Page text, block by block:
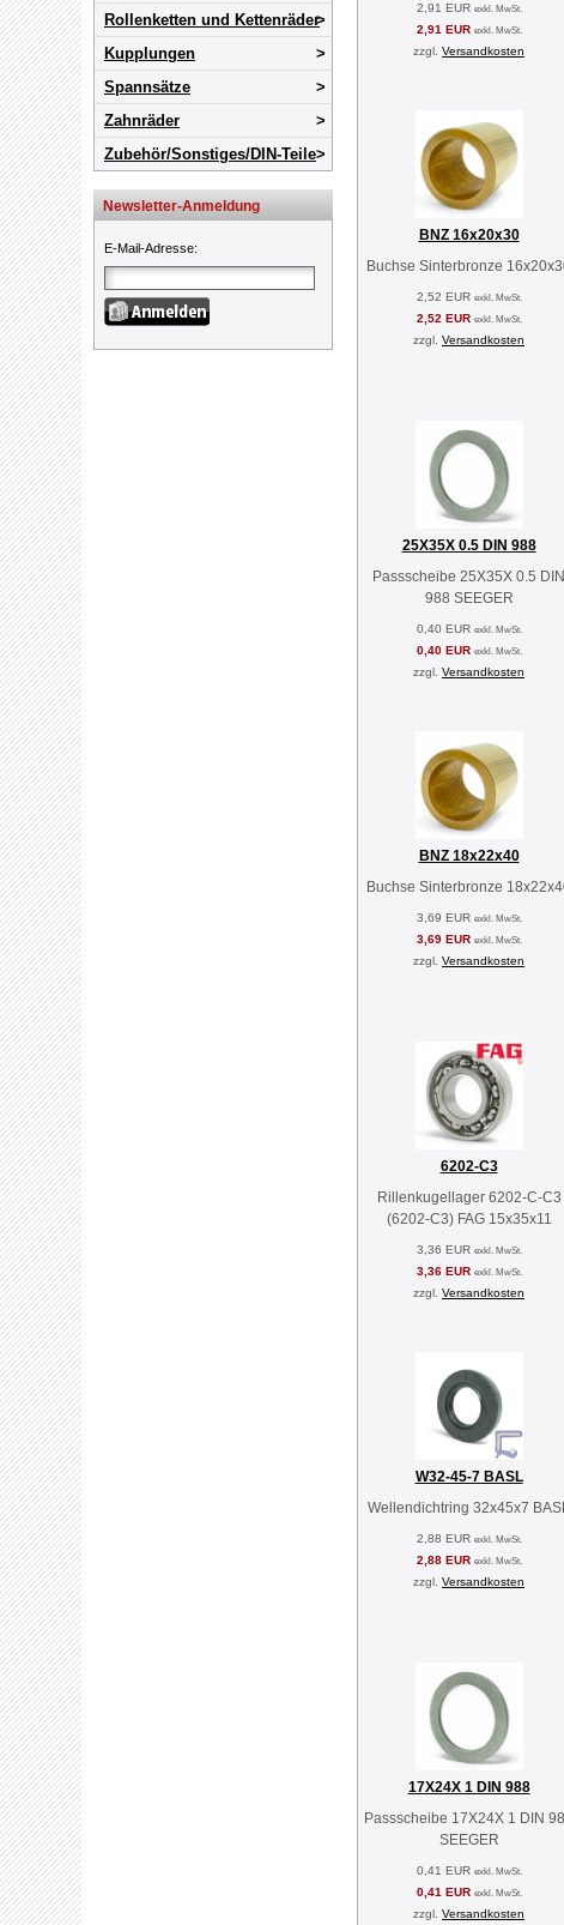
Rollenketten und Kettenräder
Kupplungen
Spannsätze
Zahnräder
Zubehör/Sonstiges/DIN-Teile
Newsletter-Anmeldung
E-Mail-Adresse:
2,91 EUR exkl. MwSt.
2,91 EUR exkl. MwSt.
zzgl. Versandkosten
BNZ 16x20x30
Buchse Sinterbronze
2,52 EUR exkl. MwSt.
2,52 EUR exkl. MwSt.
zzgl. Versandkosten
25X35X 0.5 DIN 988
Passscheibe 25X35X 0.5 DIN
988 SEEGER
0,40 EUR exkl. MwSt.
0,40 EUR exkl. MwSt.
zzgl. Versandkosten
BNZ 18x22x40
Buchse Sinterbronze
3,69 EUR exkl. MwSt.
3,69 EUR exkl. MwSt.
zzgl. Versandkosten
6202-C3
Rillenkugellager 6202-C-C3
(6202-C3) FAG 15x35x11
3,36 EUR exkl. MwSt.
3,36 EUR exkl. MwSt.
zzgl. Versandkosten
W32-45-7 BASL
Wellendichtring 32x45x7
2,88 EUR exkl. MwSt.
2,88 EUR exkl. MwSt.
zzgl. Versandkosten
17X24X 1 DIN 988
Passscheibe 17X24X 1 DIN
SEEGER
0,41 EUR exkl. MwSt.
0,41 EUR exkl. MwSt.
zzgl. Versandkosten